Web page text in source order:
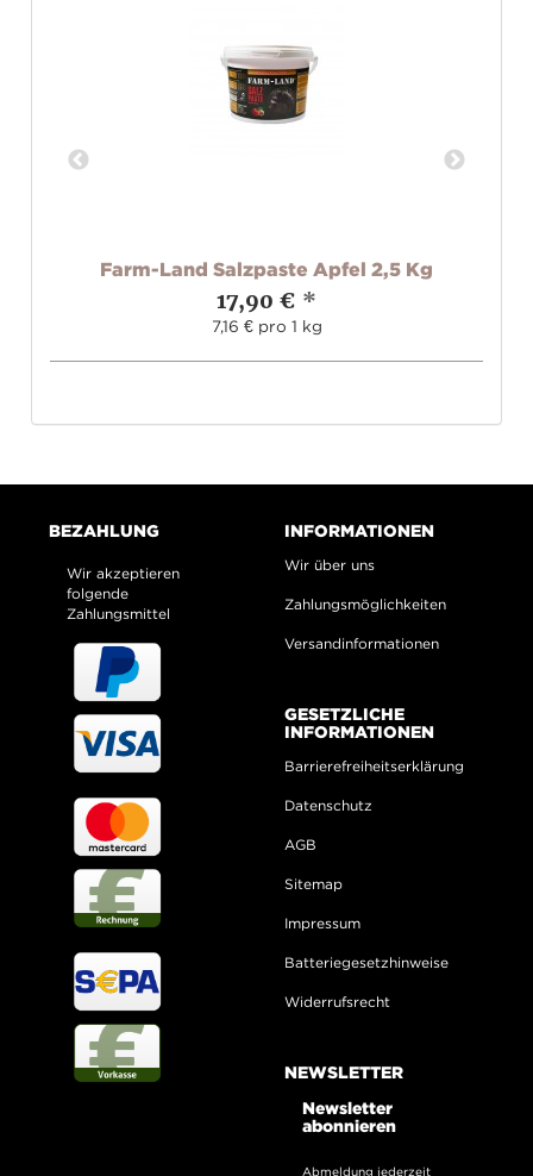
Farm-Land Salzpaste Apfel 2,5 Kg
17,90 € *
7,16 € pro 1 kg
BEZAHLUNG
Wir akzeptieren
folgende
Zahlungsmittel
INFORMATIONEN
Wir über uns
Zahlungsmöglichkeiten
Versandinformationen
GESETZLICHE
INFORMATIONEN
Barrierefreiheitserklärung
Datenschutz
AGB
Sitemap
Impressum
Batteriegesetzhinweise
Widerrufsrecht
NEWSLETTER
Newsletter
abonnieren
Abmeldung jederzeit